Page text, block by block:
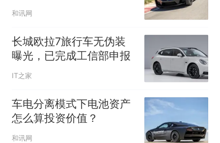
和讯网
长城欧拉7旅行车无伪装
曝光，已完成工信部申报
IT之家
车电分离模式下电池资产
怎么算投资价值？
和讯网